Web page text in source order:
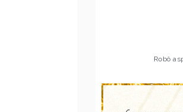
Robô